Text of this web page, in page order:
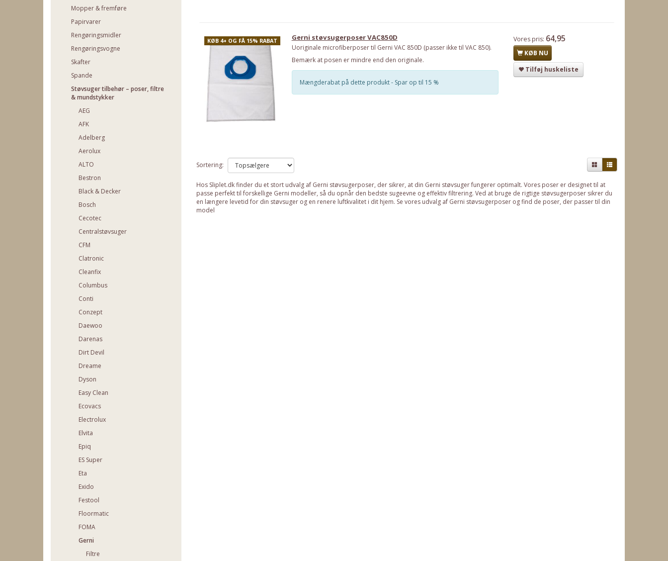
Mopper & fremføre
Papirvarer
Rengøringsmidler
Rengøringsvogne
Skafter
Spande
Støvsuger tilbehør – poser, filtre
& mundstykker
AEG
AFK
Adelberg
Aerolux
ALTO
Bestron
Black & Decker
Bosch
Cecotec
Centralstøvsuger
CFM
Clatronic
Cleanfix
Columbus
Conti
Conzept
Daewoo
Darenas
Dirt Devil
Dreame
Dyson
Easy Clean
Ecovacs
Electrolux
Elvita
Epiq
ES Super
Eta
Exido
Festool
Floormatic
FOMA
Gerni
Filtre
KØB 4+ OG FÅ 15% RABAT Gerni støvsugerposer VAC850D
Uoriginale microfiberposer til Gerni VAC 850D (passer ikke til VAC 850).
Bemærk at posen er mindre end den originale.
Mængderabat på dette produkt - Spar op til 15 %
Vores pris: 64,95
KØB NU
Tilføj huskeliste
Sortering:
Hos Sliplet.dk finder du et stort udvalg af Gerni støvsugerposer, der sikrer, at din Gerni støvsuger fungerer optimalt. Vores poser er designet til at
passe perfekt til forskellige Gerni modeller, så du opnår den bedste sugeevne og effektiv filtrering. Ved at bruge de rigtige støvsugerposer sikrer du
en længere levetid for din støvsuger og en renere luftkvalitet i dit hjem. Se vores udvalg af Gerni støvsugerposer og find de poser, der passer til din
model